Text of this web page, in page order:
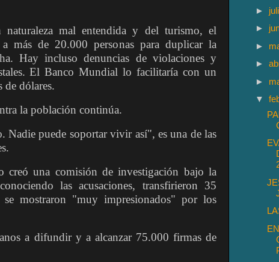
mal entendida y del turismo, el
más de 20.000 personas para duplicar la
Hay incluso denuncias de violaciones y
El Banco Mundial lo facilitaría con un
dólares.
la población continúa.
Nadie puede soportar vivir así", es una de las
creó una comisión de investigación bajo la
las acusaciones, transfirieron 35
mostraron "muy impresionados" por los
a difundir y a alcanzar 75.000 firmas de
►
►
►
►
►
▼